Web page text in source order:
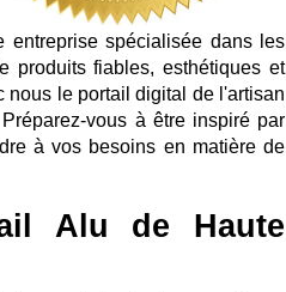
entreprise spécialisée dans les
produits fiables, esthétiques et
nous le portail digital de l'artisan
vous à être inspiré par
à vos besoins en matière de
Alu de Haute